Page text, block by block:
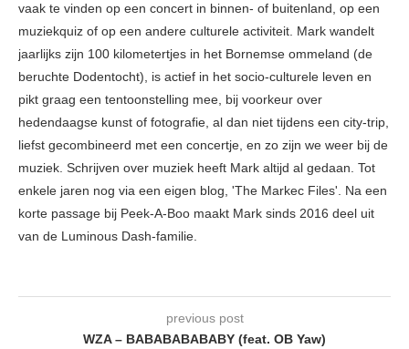
vaak te vinden op een concert in binnen- of buitenland, op een
muziekquiz of op een andere culturele activiteit. Mark wandelt
jaarlijks zijn 100 kilometertjes in het Bornemse ommeland (de
beruchte Dodentocht), is actief in het socio-culturele leven en
pikt graag een tentoonstelling mee, bij voorkeur over
hedendaagse kunst of fotografie, al dan niet tijdens een city-trip,
liefst gecombineerd met een concertje, en zo zijn we weer bij de
muziek. Schrijven over muziek heeft Mark altijd al gedaan. Tot
enkele jaren nog via een eigen blog, 'The Markec Files'. Na een
korte passage bij Peek-A-Boo maakt Mark sinds 2016 deel uit
van de Luminous Dash-familie.
previous post
WZA – BABABABABABY (feat. OB Yaw)